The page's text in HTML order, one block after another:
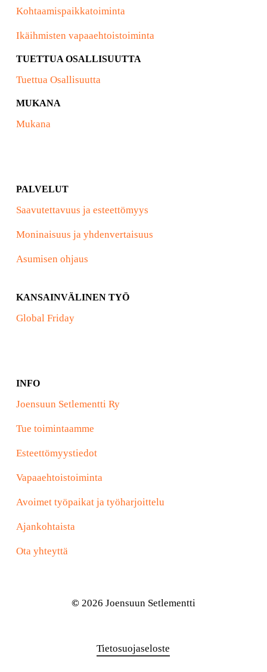
Kohtaamispaikkatoiminta
Ikäihmisten vapaaehtoistoiminta
TUETTUA OSALLISUUTTA
Tuettua Osallisuutta
MUKANA
Mukana
PALVELUT
Saavutettavuus ja esteettömyys
Moninaisuus ja yhdenvertaisuus
Asumisen ohjaus
KANSAINVÄLINEN TYÖ
Global Friday
INFO
Joensuun Setlementti Ry
Tue toimintaamme
Esteettömyystiedot
Vapaaehtoistoiminta
Avoimet työpaikat ja työharjoittelu
Ajankohtaista
Ota yhteyttä
© 2026 Joensuun Setlementti
Tietosuojaseloste